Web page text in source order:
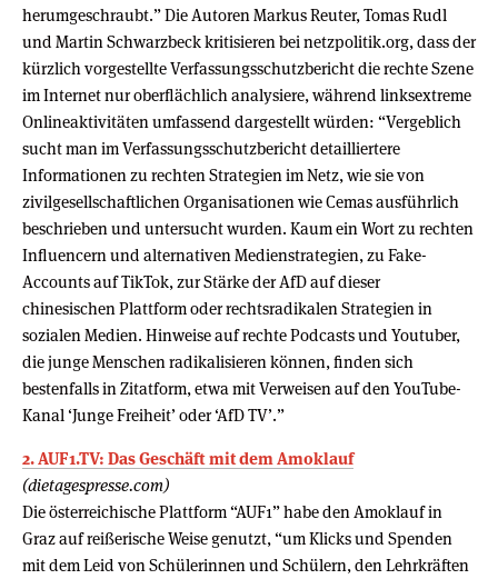
herumgeschraubt.” Die Autoren Markus Reuter, Tomas Rudl
und Martin Schwarzbeck kritisieren bei netzpolitik.org, dass der
kürzlich vorgestellte Verfassungsschutzbericht die rechte Szene
im Internet nur oberflächlich analysiere, während linksextreme
Onlineaktivitäten umfassend dargestellt würden: “Vergeblich
sucht man im Verfassungsschutzbericht detailliertere
Informationen zu rechten Strategien im Netz, wie sie von
zivilgesellschaftlichen Organisationen wie Cemas ausführlich
beschrieben und untersucht wurden. Kaum ein Wort zu rechten
Influencern und alternativen Medienstrategien, zu Fake-
Accounts auf TikTok, zur Stärke der AfD auf dieser
chinesischen Plattform oder rechtsradikalen Strategien in
sozialen Medien. Hinweise auf rechte Podcasts und Youtuber,
die junge Menschen radikalisieren können, finden sich
bestenfalls in Zitatform, etwa mit Verweisen auf den YouTube-
Kanal ‘Junge Freiheit’ oder ‘AfD TV’.”
2. AUF1.TV: Das Geschäft mit dem Amoklauf
(dietagespresse.com)
Die österreichische Plattform “AUF1” habe den Amoklauf in
Graz auf reißerische Weise genutzt, “um Klicks und Spenden
mit dem Leid von Schülerinnen und Schülern, den Lehrkräften